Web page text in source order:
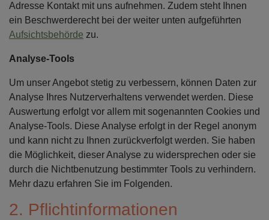
Adresse Kontakt mit uns aufnehmen. Zudem steht Ihnen
ein Beschwerderecht bei der weiter unten aufgeführten
Aufsichtsbehörde zu.
Analyse-Tools
Um unser Angebot stetig zu verbessern, können Daten zur
Analyse Ihres Nutzerverhaltens verwendet werden. Diese
Auswertung erfolgt vor allem mit sogenannten Cookies und
Analyse-Tools. Diese Analyse erfolgt in der Regel anonym
und kann nicht zu Ihnen zurückverfolgt werden. Sie haben
die Möglichkeit, dieser Analyse zu widersprechen oder sie
durch die Nichtbenutzung bestimmter Tools zu verhindern.
Mehr dazu erfahren Sie im Folgenden.
2. Pflichtinformationen